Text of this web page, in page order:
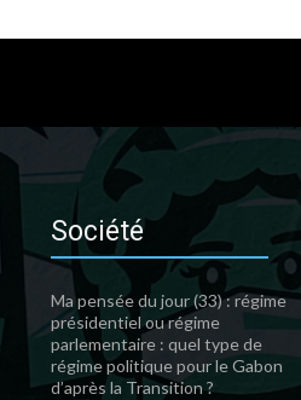
Société
Ma pensée du jour (33) : régime
présidentiel ou régime
parlementaire : quel type de
régime politique pour le Gabon
d’après la Transition ?